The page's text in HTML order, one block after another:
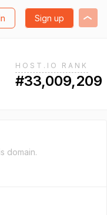
Sign up
HOST.IO RANK
#33,009,209
domain.